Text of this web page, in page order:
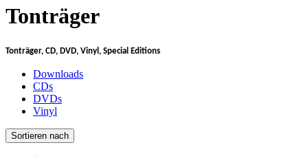
Tonträger
Tonträger, CD, DVD, Vinyl, Special Editions
Downloads
CDs
DVDs
Vinyl
Sortieren nach